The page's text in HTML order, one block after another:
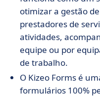
otimizar a gestão
prestadores de
atividades,
equipe ou por
de trabalho.
O Kizeo Forms é
formulários 100%